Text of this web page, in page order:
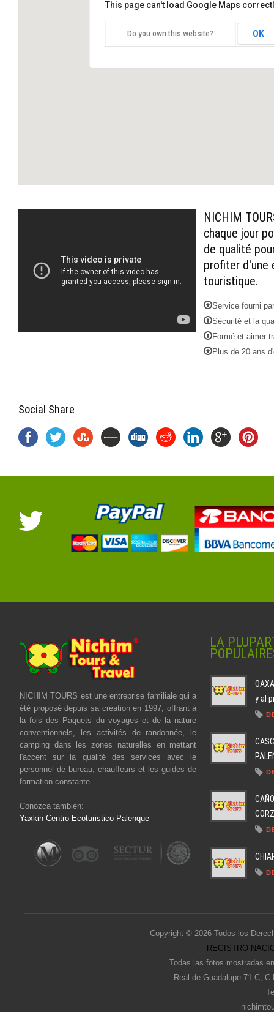
MAYA. Unubiable tour a Chiapas
This page can't load Google Maps
Do you own this website? OK
NICHIM
chaque jour
de qualité
profiter d'une
touristique.
Service fourni
Sécurité et la
Formé et aimer
Plus de 20 ans
Social Share
NICHIM TOURS est une entreprise familiale qui a
été proposé depuis sa création en 1997, offrant à
la fois des Paquets du voyages et de la nature
conventionnels, les activités de randonnée, le
camping dans les zones naturelles en mettant
l'accent sur la qualité des services avec le
personnel de bureau, chauffeurs et les guides de
formation constante.
Conozca también:
Yaxkin Centro Ecoturistico Palenque
LA
y al
Copyright © 2026 Todos los
REGISTRO
Todas las fotos mostradas
Real de Guadalupe 71-C,